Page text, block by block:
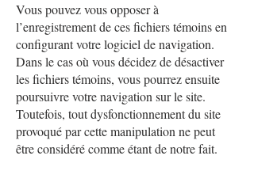
Vous pouvez vous opposer à
l’enregistrement de ces fichiers témoins en
configurant votre logiciel de navigation.
Dans le cas où vous décidez de désactiver
les fichiers témoins, vous pourrez ensuite
poursuivre votre navigation sur le site.
Toutefois, tout dysfonctionnement du site
provoqué par cette manipulation ne peut
être considéré comme étant de notre fait.